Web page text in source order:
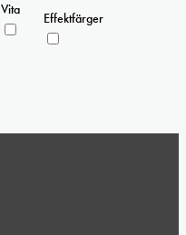
Vita
Effektfärger